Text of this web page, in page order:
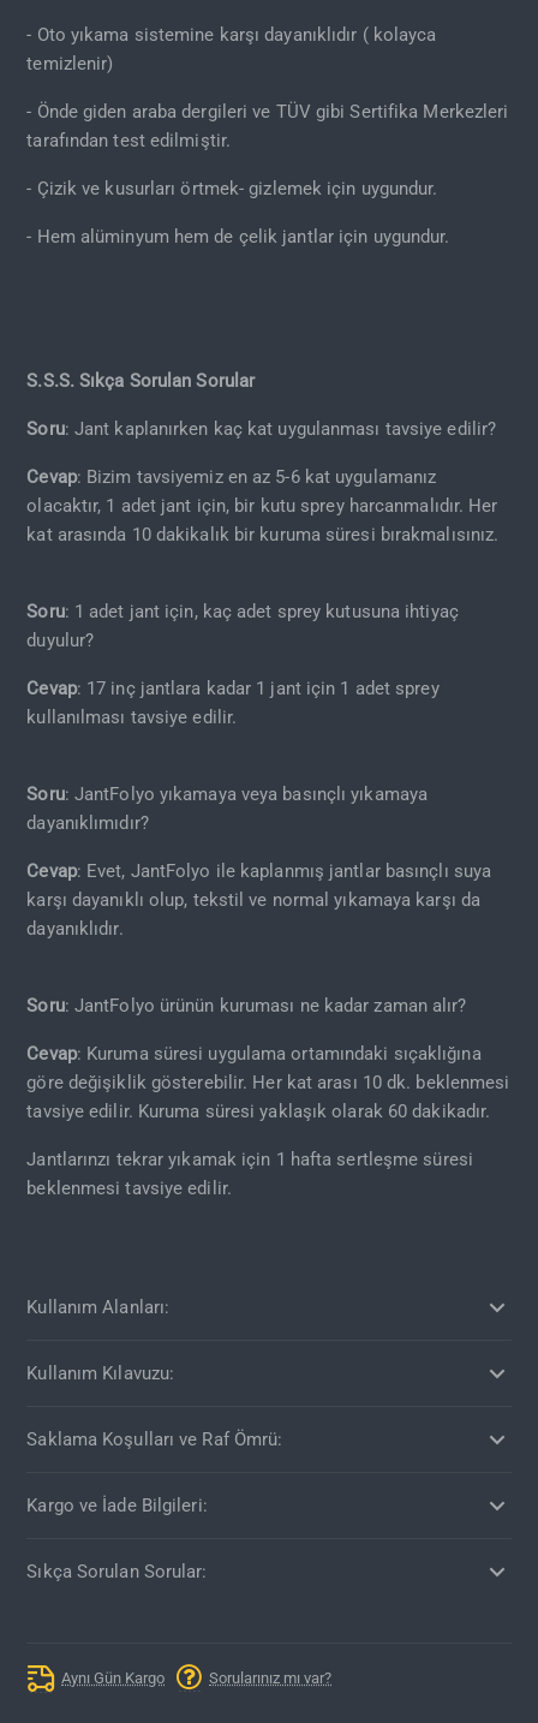
- Oto yıkama sistemine karşı dayanıklıdır ( kolayca
temizlenir)
- Önde giden araba dergileri ve TÜV gibi Sertifika Merkezleri
tarafından test edilmiştir.
- Çizik ve kusurları örtmek- gizlemek için uygundur.
- Hem alüminyum hem de çelik jantlar için uygundur.
S.S.S. Sıkça Sorulan Sorular
Soru: Jant kaplanırken kaç kat uygulanması tavsiye edilir?
Cevap: Bizim tavsiyemiz en az 5-6 kat uygulamanız
olacaktır, 1 adet jant için, bir kutu sprey harcanmalıdır. Her
kat arasında 10 dakikalık bir kuruma süresi bırakmalısınız.
Soru: 1 adet jant için, kaç adet sprey kutusuna ihtiyaç
duyulur?
Cevap: 17 inç jantlara kadar 1 jant için 1 adet sprey
kullanılması tavsiye edilir.
Soru: JantFolyo yıkamaya veya basınçlı yıkamaya
dayanıklımıdır?
Cevap: Evet, JantFolyo ile kaplanmış jantlar basınçlı suya
karşı dayanıklı olup, tekstil ve normal yıkamaya karşı da
dayanıklıdır.
Soru: JantFolyo ürünün kuruması ne kadar zaman alır?
Cevap: Kuruma süresi uygulama ortamındaki sıçaklığına
göre değişiklik gösterebilir. Her kat arası 10 dk. beklenmesi
tavsiye edilir. Kuruma süresi yaklaşık olarak 60 dakikadır.
Jantlarınzı tekrar yıkamak için 1 hafta sertleşme süresi
beklenmesi tavsiye edilir.
Kullanım Alanları:
Kullanım Kılavuzu:
Saklama Koşulları ve Raf Ömrü:
Kargo ve İade Bilgileri:
Sıkça Sorulan Sorular:
Aynı Gün Kargo Sorularınız mı var?